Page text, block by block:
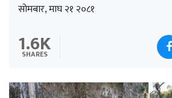
सोमबार, माघ २१ २०८१
1.6K
SHARES